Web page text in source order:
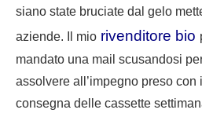
siano state bruciate dal gelo
aziende. Il mio rivenditore bio
mandato una mail scusandosi
assolvere all’impegno preso con
consegna delle cassette